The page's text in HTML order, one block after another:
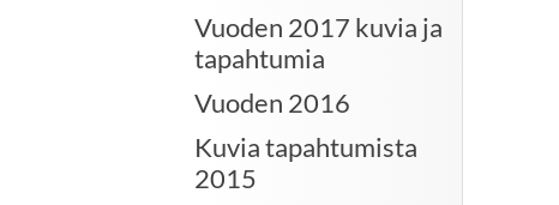
Vuoden 2017 kuvia ja
tapahtumia
Vuoden 2016
Kuvia tapahtumista
2015